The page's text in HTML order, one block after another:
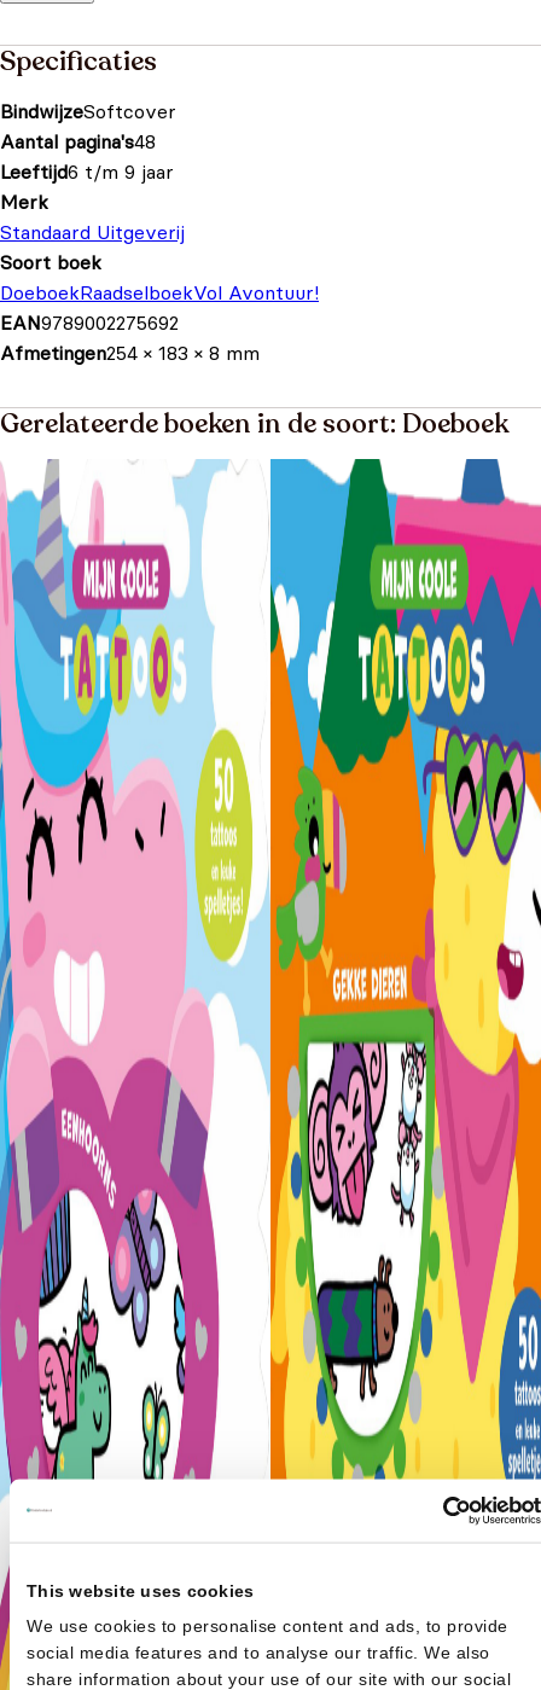
This website uses cookies
We use cookies to personalise content and ads, to provide
social media features and to analyse our traffic. We also
share information about your use of our site with our social
Specificaties
BindwijzeSoftcover
Aantal pagina's48
Leeftijd6 t/m 9 jaar
Merk
Standaard Uitgeverij
Soort boek
DoeboekRaadselboekVol Avontuur!
EAN9789002275692
Afmetingen254 × 183 × 8 mm
Gerelateerde boeken in de soort: Doeboek